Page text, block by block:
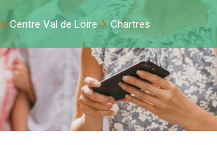
Centre Val de Loire Chartres